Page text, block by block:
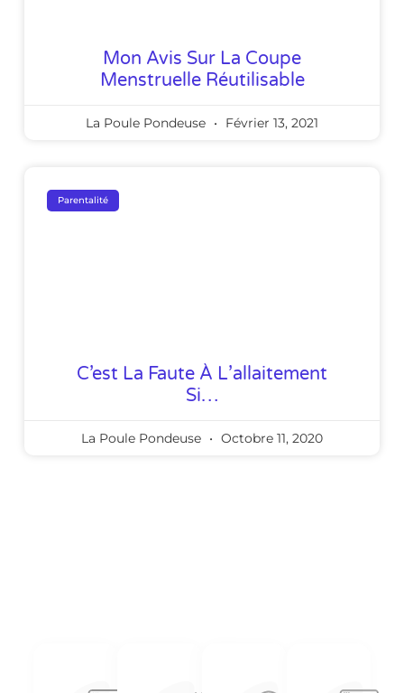
Mon Avis Sur La Coupe
Menstruelle Réutilisable
La Poule Pondeuse Février 13, 2021
Parentalité
C’est La Faute À L’allaitement
Si…
La Poule Pondeuse Octobre 11, 2020